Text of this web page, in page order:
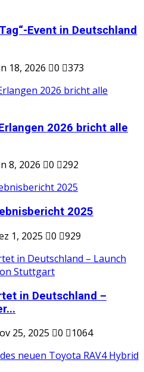
Event in Deutschland
18, 2026 0 373
2026 bricht alle
8, 2026 0 292
2025
1, 2025 0 929
in Deutschland –
25, 2025 0 1064